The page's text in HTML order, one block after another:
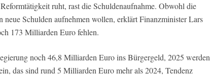
ruht, rast die Schuldenaufnahme. Obwohl die
Schulden aufnehmen wollen, erklärt Finanzminister Lars
173 Milliarden Euro fehlen.
noch 46,8 Milliarden Euro ins Bürgergeld, 2025 werden
das sind rund 5 Milliarden Euro mehr als 2024, Tendenz